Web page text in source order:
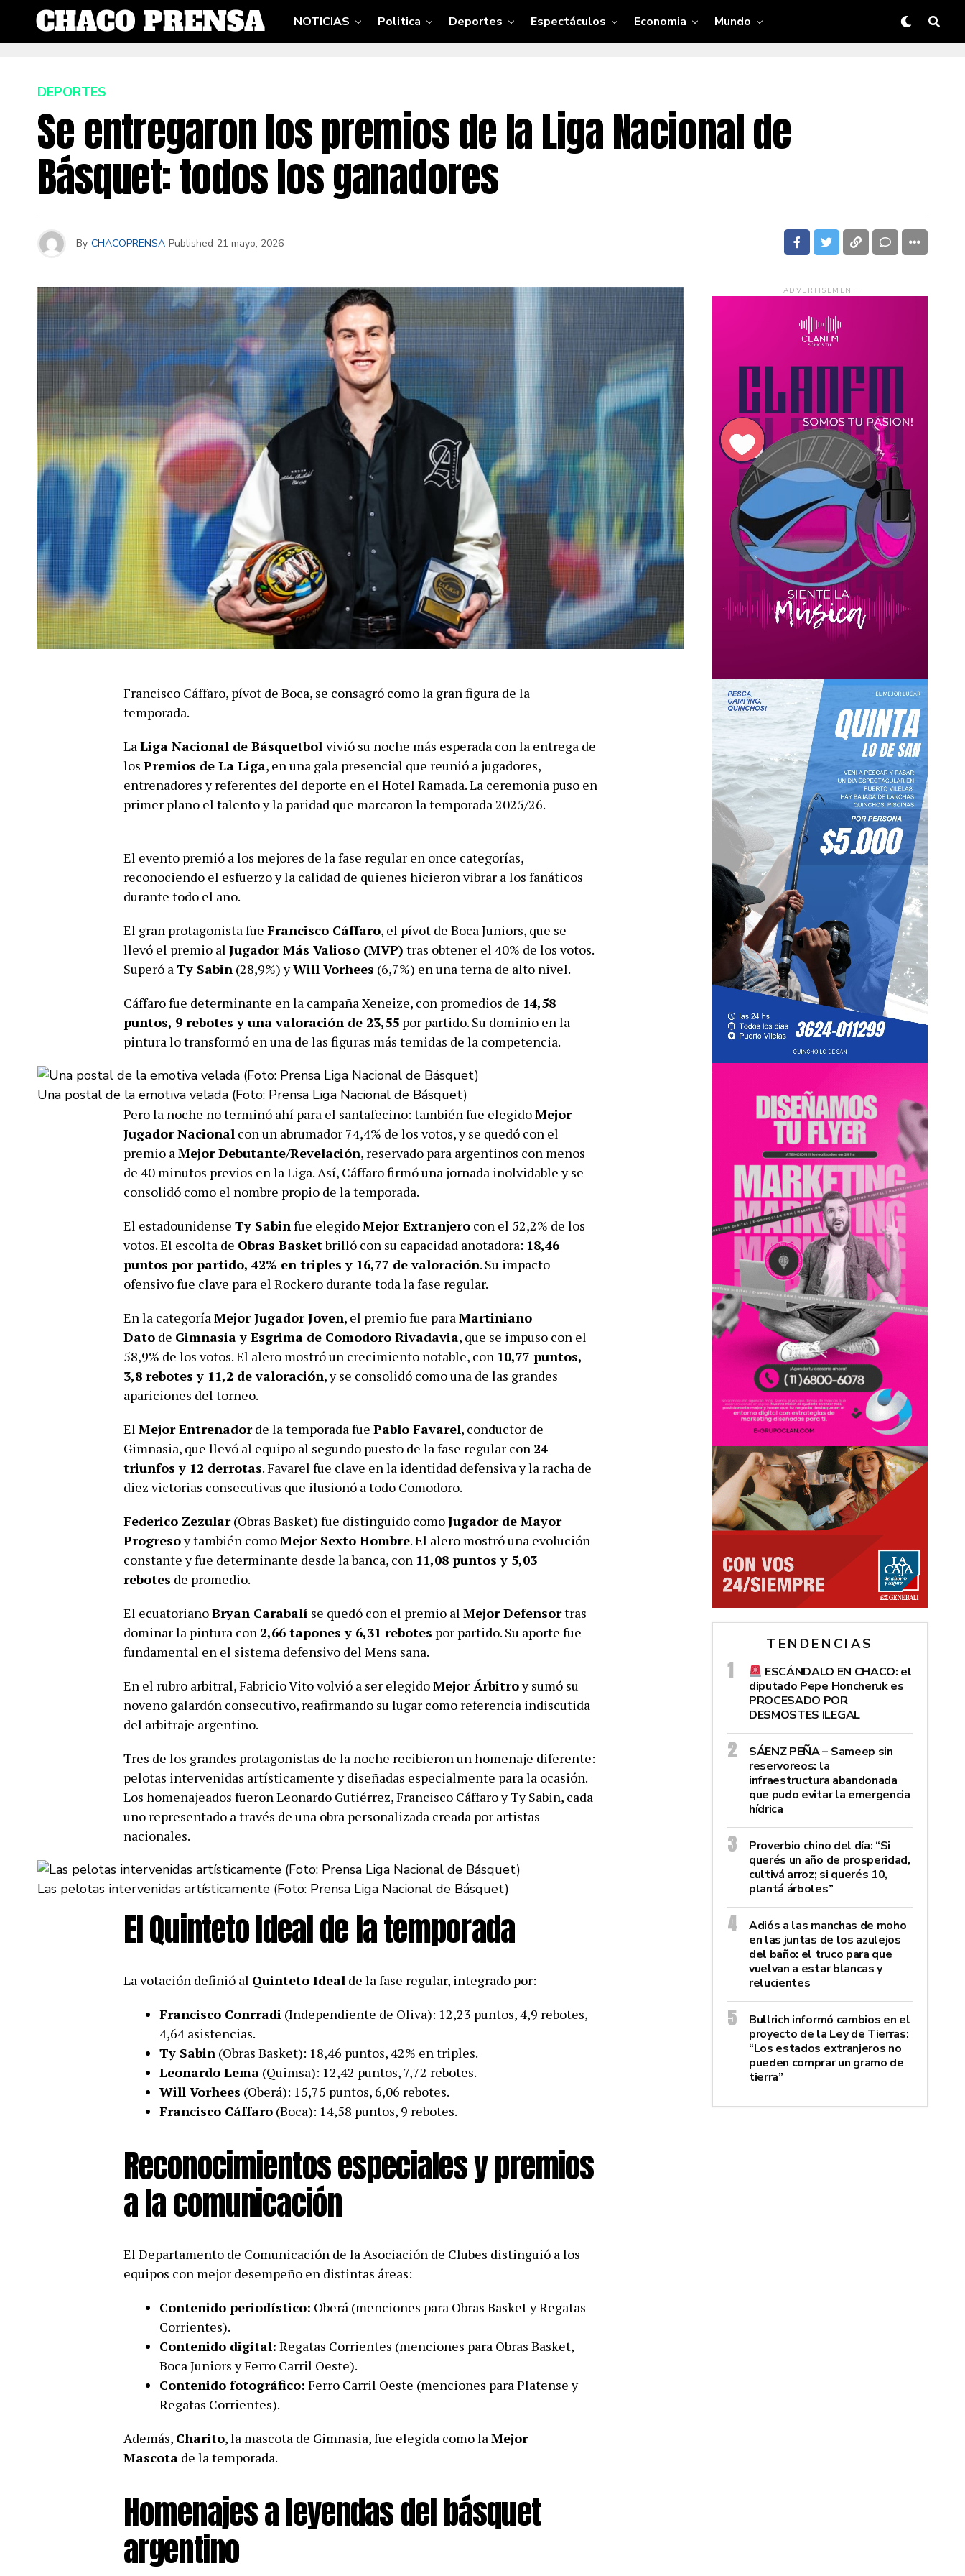
NOTICIAS Politica Deportes Espectáculos Economia Mundo
DEPORTES
Se entregaron los premios de la Liga Nacional de
Básquet: todos los ganadores
By CHACOPRENSA Published 21 mayo, 2026
Francisco Cáffaro, pívot de Boca, se consagró como la gran figura de la
temporada.
LaLiga Nacional de Básquetbol vivió su noche más esperada con la entrega de
los Premios de La Liga, en una gala presencial que reunió a jugadores,
entrenadores y referentes del deporte en el Hotel Ramada. La ceremonia puso en
primer plano el talento y la paridad que marcaron la temporada 2025/26.
El evento premió a los mejores de la fase regular en once categorías,
reconociendo el esfuerzo y la calidad de quienes hicieron vibrar a los fanáticos
durante todo el año.
El gran protagonista fue Francisco Cáffaro, el pívot de Boca Juniors, que se
llevó el premio al Jugador Más Valioso (MVP) tras obtener el 40% de los votos.
Superó aTy Sabin (28,9%) yWill Vorhees (6,7%) en una terna de alto nivel.
Cáffaro fue determinante en la campaña Xeneize, con promedios de 14,58
puntos, 9 rebotes y una valoración de 23,55 por partido. Su dominio en la
pintura lo transformó en una de las figuras más temidas de la competencia.
Una postal de la emotiva velada (Foto: Prensa Liga Nacional de Básquet)
Pero la noche no terminó ahí para el santafecino: también fue elegidoMejor
Jugador Nacional con un abrumador 74,4% de los votos, y se quedó con el
premio aMejor Debutante/Revelación, reservado para argentinos con menos
de 40 minutos previos en la Liga. Así, Cáffaro firmó una jornada inolvidable y se
consolidó como el nombre propio de la temporada.
El estadounidense Ty Sabinfue elegidoMejor Extranjero con el 52,2% de los
votos. El escolta de Obras Basketbrilló con su capacidad anotadora: 18,46
puntos por partido, 42% en triples y 16,77 de valoración. Su impacto
ofensivo fue clave para el Rockero durante toda la fase regular.
En la categoríaMejor Jugador Joven, el premio fue paraMartiniano
Dato de Gimnasia y Esgrima de Comodoro Rivadavia, que se impuso con el
58,9% de los votos. El alero mostró un crecimiento notable, con 10,77 puntos,
3,8 rebotes y 11,2 de valoración, y se consolidó como una de las grandes
apariciones del torneo.
El Mejor Entrenadorde la temporada fue Pablo Favarel, conductor de
Gimnasia, que llevó al equipo al segundo puesto de la fase regular con 24
triunfos y 12 derrotas. Favarel fue clave en la identidad defensiva y la racha de
diez victorias consecutivas que ilusionó a todo Comodoro.
Federico Zezular(Obras Basket) fue distinguido comoJugador de Mayor
Progresoy también comoMejor Sexto Hombre. El alero mostró una evolución
constante y fue determinante desde la banca, con 11,08 puntos y 5,03
rebotes de promedio.
El ecuatorianoBryan Carabalí se quedó con el premio al Mejor Defensortras
dominar la pintura con 2,66 tapones y 6,31 rebotes por partido. Su aporte fue
fundamental en el sistema defensivo del Mens sana.
En el rubro arbitral, Fabricio Vito volvió a ser elegidoMejor Árbitroy sumó su
noveno galardón consecutivo, reafirmando su lugar como referencia indiscutida
del arbitraje argentino.
Tres de los grandes protagonistas de la noche recibieron un homenaje diferente:
pelotas intervenidas artísticamente y diseñadas especialmente para la ocasión.
Los homenajeados fueron Leonardo Gutiérrez, Francisco Cáffaro y Ty Sabin, cada
uno representado a través de una obra personalizada creada por artistas
nacionales.
Las pelotas intervenidas artísticamente (Foto: Prensa Liga Nacional de Básquet)
El Quinteto Ideal de la temporada
La votación definió al Quinteto Ideal de la fase regular, integrado por:
Francisco Conrradi (Independiente de Oliva): 12,23 puntos, 4,9 rebotes,
4,64 asistencias.
Ty Sabin (Obras Basket): 18,46 puntos, 42% en triples.
Leonardo Lema (Quimsa): 12,42 puntos, 7,72 rebotes.
Will Vorhees (Oberá): 15,75 puntos, 6,06 rebotes.
Francisco Cáffaro (Boca): 14,58 puntos, 9 rebotes.
Reconocimientos especiales y premios
a la comunicación
El Departamento de Comunicación de la Asociación de Clubes distinguió a los
equipos con mejor desempeño en distintas áreas:
Contenido periodístico: Oberá (menciones para Obras Basket y Regatas
Corrientes).
Contenido digital: Regatas Corrientes (menciones para Obras Basket,
Boca Juniors y Ferro Carril Oeste).
Contenido fotográfico: Ferro Carril Oeste (menciones para Platense y
Regatas Corrientes).
Además, Charito, la mascota de Gimnasia, fue elegida como laMejor
Mascota de la temporada.
Homenajes a leyendas del básquet
argentino
ADVERTISEMENT
TENDENCIAS
ESCÁNDALO EN CHACO: el
diputado Pepe Honcheruk es
PROCESADO POR
DESMOSTES ILEGAL
SÁENZ PEÑA – Sameep sin
reservoreos: la
infraestructura abandonada
que pudo evitar la emergencia
hídrica
Proverbio chino del día: “Si
querés un año de prosperidad,
cultivá arroz; si querés 10,
plantá árboles”
Adiós a las manchas de moho
en las juntas de los azulejos
del baño: el truco para que
vuelvan a estar blancas y
relucientes
Bullrich informó cambios en el
proyecto de la Ley de Tierras:
“Los estados extranjeros no
pueden comprar un gramo de
tierra”